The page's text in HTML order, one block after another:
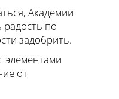
Академии
радость по
задобрить.
элементами
от